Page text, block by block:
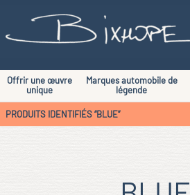
Offrir une œuvre
unique
Marques automobile de
légende
PRODUITS IDENTIFIÉS “BLUE”